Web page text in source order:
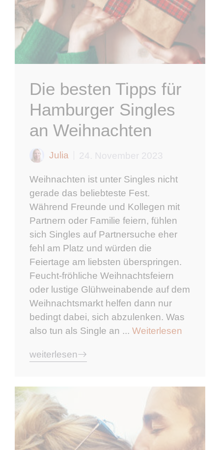
Die besten Tipps für
Hamburger Singles
an Weihnachten
Julia 24. November 2023
Weihnachten ist unter Singles nicht
gerade das beliebteste Fest.
Während Freunde und Kollegen mit
Partnern oder Familie feiern, fühlen
sich Singles auf Partnersuche eher
fehl am Platz und würden die
Feiertage am liebsten überspringen.
Feucht-fröhliche Weihnachtsfeiern
oder lustige Glühweinabende auf dem
Weihnachtsmarkt helfen dann nur
bedingt dabei, sich abzulenken. Was
also tun als Single an ... Weiterlesen
weiterlesen